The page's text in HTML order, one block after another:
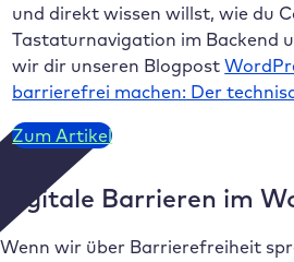
und direkt wissen willst, wie du
Tastaturnavigation im Backend
wir dir unseren Blogpost
barrierefrei machen: Der
Zum Artikel
Digitale Barrieren im
Wenn wir über Barrierefreiheit